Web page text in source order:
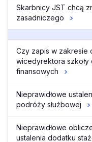
Skarbnicy JST chcą
zasadniczego
Czy zapis w zakresie
wicedyrektora
finansowych
Nieprawidłowe
podróży służbowej
Nieprawidłowe
ustalenia dodatku